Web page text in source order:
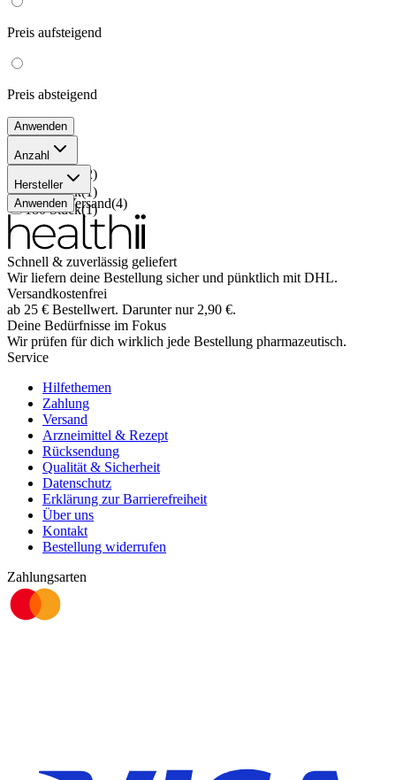
Preis aufsteigend
Preis absteigend
Anwenden
Anzahl
100 Stück 2)
120 Stück(1)
180 Stück(1)
Hersteller
natuko Versand(4)
Anwenden
Schnell & zuverlässig geliefert
Wir liefern deine Bestellung sicher und pünktlich mit DHL.
Versandkostenfrei
ab 25 € Bestellwert. Darunter nur 2,90 €.
Deine Bedürfnisse im Fokus
Wir prüfen für dich wirklich jede Bestellung pharmazeutisch.
Service
Hilfethemen
Zahlung
Versand
Arzneimittel & Rezept
Rücksendung
Qualität & Sicherheit
Datenschutz
Erklärung zur Barrierefreiheit
Über uns
Kontakt
Bestellung widerrufen
Zahlungsarten